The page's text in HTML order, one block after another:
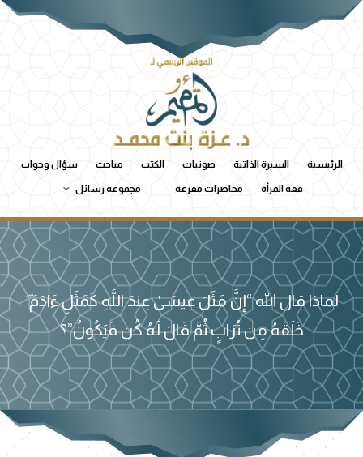
الرئيسية السيرة الذاتية صوتيات الكتب مباحث سؤال وجواب
فقه المرأة محاضرات مفرغة مجموعة رسائل
لماذا قال الله “إِنَّ مَثَلَ عِيسَىٰ عِندَ اللَّهِ كَمَثَلِ ءَادَمَ ۖ
خَلَقَهُ مِن تُرَابٍ ثُمَّ قَالَ لَهُ كُن فَيَكُونُ”؟